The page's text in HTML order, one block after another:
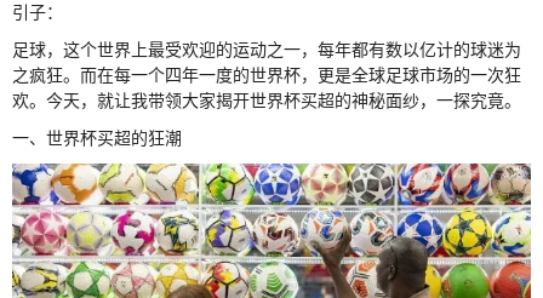
引子：
足球，这个世界上最受欢迎的运动之一，每年都有数以亿计的球迷为
之疯狂。而在每一个四年一度的世界杯，更是全球足球市场的一次狂
欢。今天，就让我带领大家揭开世界杯买超的神秘面纱，一探究竟。
一、世界杯买超的狂潮